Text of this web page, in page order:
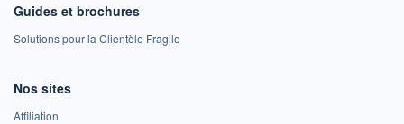
Guides et brochures
Solutions pour la Clientèle Fragile
Nos sites
Affiliation